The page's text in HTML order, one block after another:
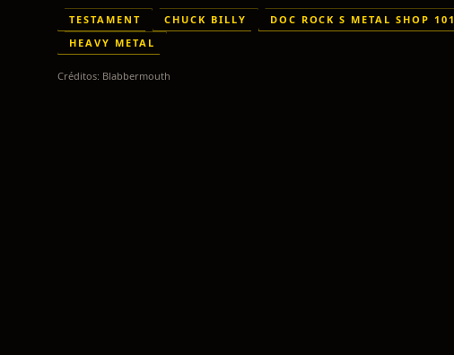
TESTAMENT CHUCK BILLY DOC ROCK S METAL SHOP 101
HEAVY METAL
Créditos: Blabbermouth